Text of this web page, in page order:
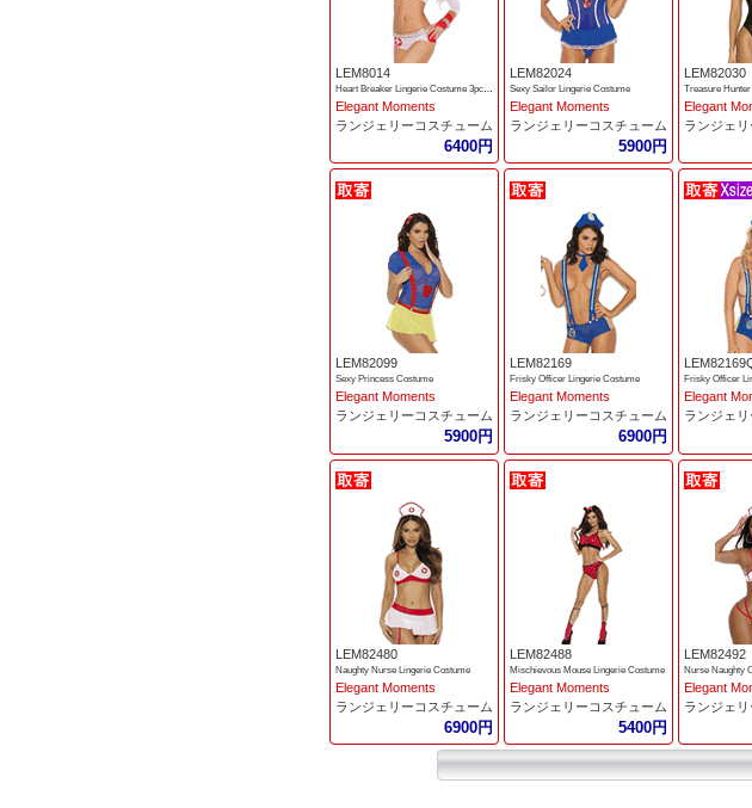
LEM8014
Heart Breaker Lingerie Costume 3pc Set
Elegant Moments
ランジェリーコスチューム
6400円
LEM82024
Sexy Sailor Lingerie Costume
Elegant Moments
ランジェリーコスチューム
5900円
LEM82030
Treasure
Elegant
ランジェ
LEM82099
Sexy Princess Costume
Elegant Moments
ランジェリーコスチューム
5900円
LEM82169
Frisky Officer Lingerie Costume
Elegant Moments
ランジェリーコスチューム
6900円
Frisky Officer
Elegant
ランジェ
LEM82480
Naughty Nurse Lingerie Costume
Elegant Moments
ランジェリーコスチューム
6900円
LEM82488
Mischievous Mouse Lingerie Costume
Elegant Moments
ランジェリーコスチューム
5400円
LEM82492
Nurse Naughty
Elegant
ランジェ